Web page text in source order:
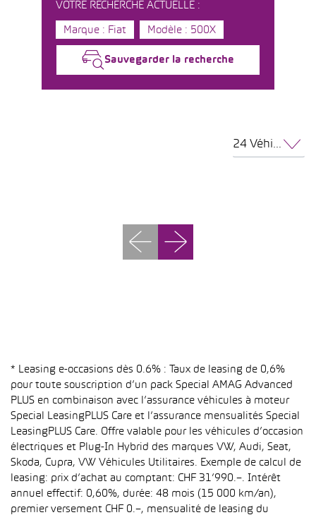
VOTRE RECHERCHE ACTUELLE :
Marque : Fiat Modèle : 500X
Sauvegarder la recherche
24 Véhicules par page
* Leasing e-occasions dès 0.6% : Taux de leasing de 0,6%
pour toute souscription d’un pack Special AMAG Advanced
PLUS en combinaison avec l’assurance véhicules à moteur
Special LeasingPLUS Care et l’assurance mensualités Special
LeasingPLUS Care. Offre valable pour les véhicules d’occasion
électriques et Plug-In Hybrid des marques VW, Audi, Seat,
Skoda, Cupra, VW Véhicules Utilitaires. Exemple de calcul de
leasing: prix d’achat au comptant: CHF 31’990.–. Intérêt
annuel effectif: 0,60%, durée: 48 mois (15 000 km/an),
premier versement CHF 0.–, mensualité de leasing du